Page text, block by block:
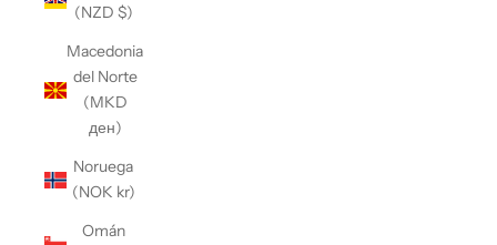
(NZD $)
Macedonia
del Norte
(MKD
ден)
Noruega
(NOK kr)
Omán